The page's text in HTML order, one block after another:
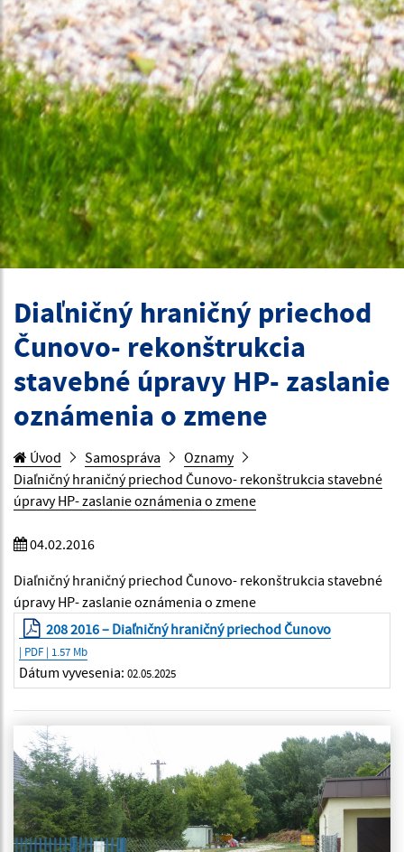
Diaľničný hraničný priechod
Čunovo- rekonštrukcia
stavebné úpravy HP- zaslanie
oznámenia o zmene
Úvod Samospráva
Oznamy
Diaľničný hraničný priechod Čunovo- rekonštrukcia stavebné
úpravy HP- zaslanie oznámenia o zmene
04.02.2016
Diaľničný hraničný priechod Čunovo- rekonštrukcia stavebné
úpravy HP- zaslanie oznámenia o zmene
208 2016 – Diaľničný hraničný priechod Čunovo
| PDF | 1.57 Mb
Dátum vyvesenia: 02.05.2025